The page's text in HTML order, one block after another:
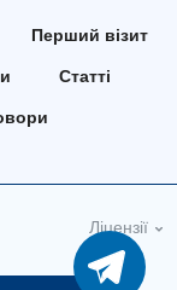
Перший візит
Статті
Ліцензії